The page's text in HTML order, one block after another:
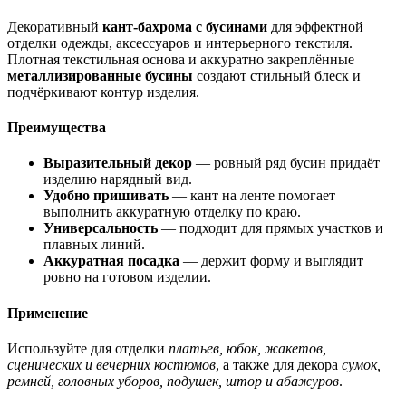
Декоративный кант-бахрома с бусинами для эффектной
отделки одежды, аксессуаров и интерьерного текстиля.
Плотная текстильная основа и аккуратно закреплённые
металлизированные бусины создают стильный блеск и
подчёркивают контур изделия.
Преимущества
Выразительный декор — ровный ряд бусин придаёт
изделию нарядный вид.
Удобно пришивать — кант на ленте помогает
выполнить аккуратную отделку по краю.
Универсальность — подходит для прямых участков и
плавных линий.
Аккуратная посадка — держит форму и выглядит
ровно на готовом изделии.
Применение
Используйте для отделки платьев, юбок, жакетов,
сценических и вечерних костюмов, а также для декора сумок,
ремней, головных уборов, подушек, штор и абажуров.